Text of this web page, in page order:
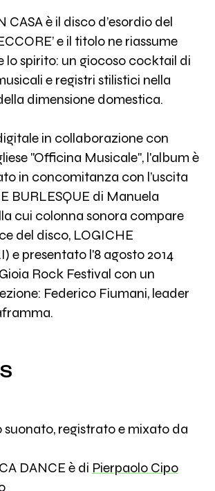
CASA è il disco d’esordio del
e il titolo ne riassume
lo spirito: un giocoso cocktail di
e registri stilistici nella
dimensione domestica.
in collaborazione con
"Officina Musicale", l'album è
in concomitanza con l’uscita
BURLESQUE di Manuela
cui colonna sonora compare
del disco, LOGICHE
e presentato l'8 agosto 2014
Rock Festival con un
Federico Fiumani, leader
suonato, registrato e mixato da
DANCE è di Pierpaolo Cipo